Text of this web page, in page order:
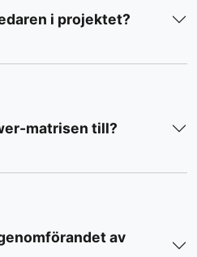
i projektet?
matrisen till?
av